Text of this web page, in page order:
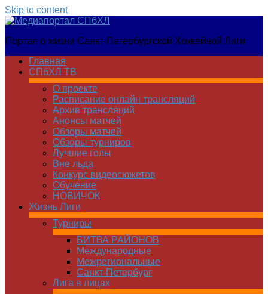
Skip to content
Медиапортал
Портал о жизни Санкт-Петербургской Хоккейной Лиги
Главная
СПбХЛ ТВ
О проекте
Расписание онлайн трансляций
Архив трансляций
Анонсы матчей
Обзоры матчей
Обзоры турниров
Лучшие голы
Вне льда
Конкурс видеосюжетов
Обучение
НОВИЧОК
Жизнь Лиги
Турниры
БИТВА РАЙОНОВ
Международные
Межрегиональные
Санкт-Петербург
Лига в лицах